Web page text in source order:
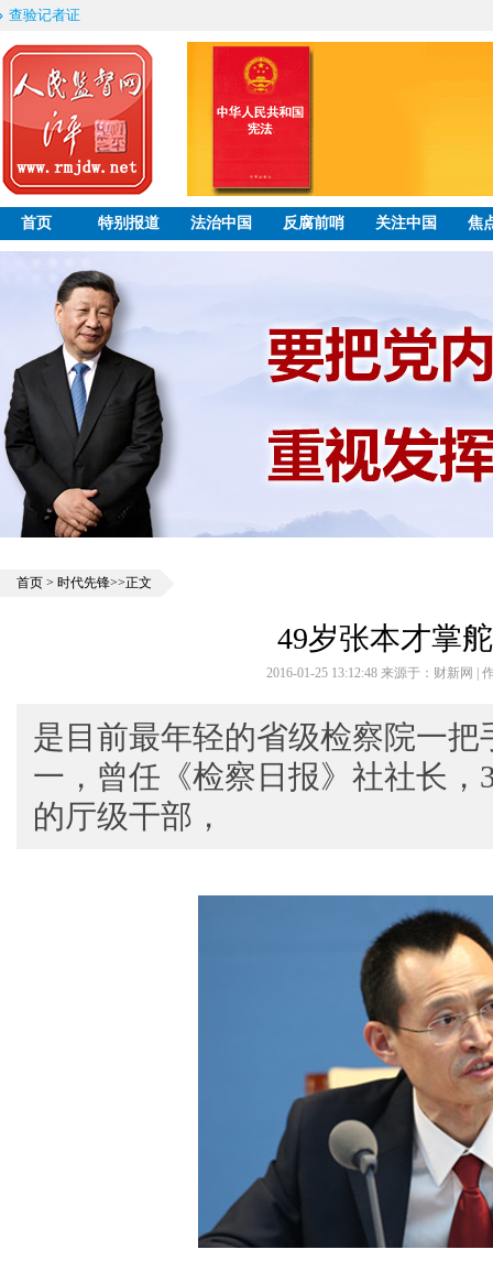
查验记者证
首页 特别报道 法治中国 反腐前哨 关注中国 焦
首页 > 时代先锋>>正文
49岁张本才掌
2016-01-25 13:12:48 来源于：财新网 |
是目前最年轻的省级检察院一
一，曾任《检察日报》社社长
的厅级干部，